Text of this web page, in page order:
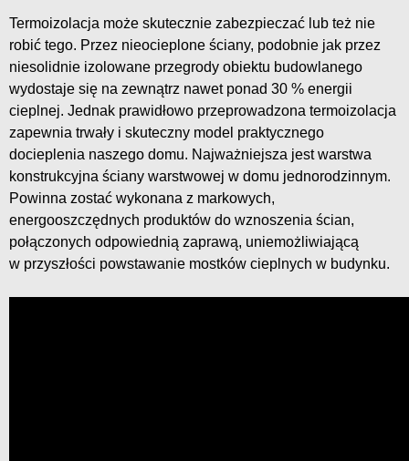
Termoizolacja może skutecznie zabezpieczać lub też nie
robić tego. Przez nieocieplone ściany, podobnie jak przez
niesolidnie izolowane przegrody obiektu budowlanego
wydostaje się na zewnątrz nawet ponad 30 % energii
cieplnej. Jednak prawidłowo przeprowadzona termoizolacja
zapewnia trwały i skuteczny model praktycznego
docieplenia naszego domu. Najważniejsza jest warstwa
konstrukcyjna ściany warstwowej w domu jednorodzinnym.
Powinna zostać wykonana z markowych,
energooszczędnych produktów do wznoszenia ścian,
połączonych odpowiednią zaprawą, uniemożliwiającą
w przyszłości powstawanie mostków cieplnych w budynku.